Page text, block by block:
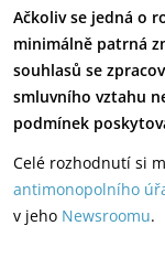
Ačkoliv se jedná o
minimálně patrná
souhlasů se
smluvního vztahu
podmínek
Celé rozhodnutí si
antimonopolního
v jeho Newsroomu.